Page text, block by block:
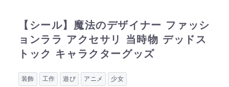
【シール】魔法のデザイナー ファッシ
ョンララ アクセサリ 当時物 デッドス
トック キャラクターグッズ
装飾 工作 遊び アニメ 少女